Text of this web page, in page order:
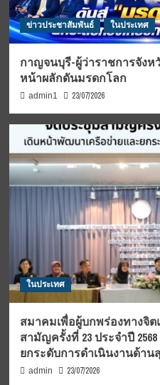
ข่าวประชาสัมพันธ์ ในประเทศ
กาญจนบุรี-ผู้ว่าราชการจัง
หน้าผลักดันมรดกโลก
admin1 23/07/2026
ในประเทศ
สมาคมเพื่อผู้บกพร่องทางจิ
สามัญครั้งที่ 23 ประจำปี
ยกระดับการดำเนินงานด้า
admin 23/07/2026